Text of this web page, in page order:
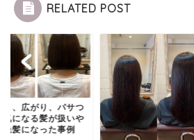
RELATED POST
り、広がり、パサつ
気になる髪が扱いや
艶髪になった事例